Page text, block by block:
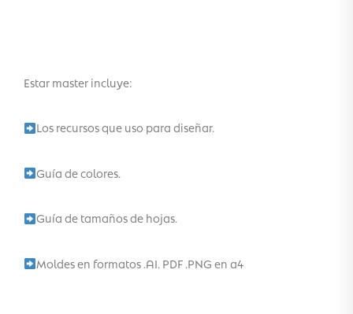
Estar master incluye:
Los recursos que uso para diseñar.
Guía de colores.
Guía de tamaños de hojas.
Moldes en formatos .AI. PDF .PNG en a4